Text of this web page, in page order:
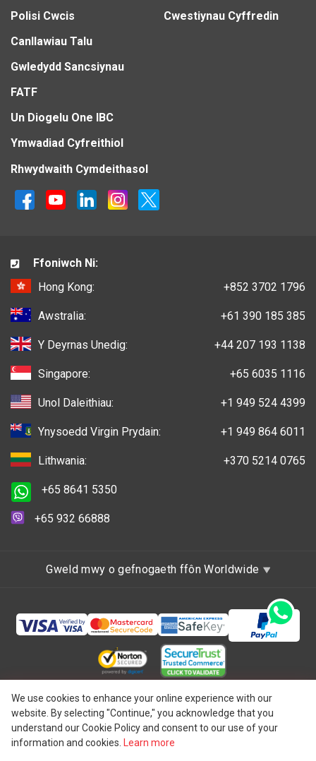
Polisi Cwcis
Canllawiau Talu
Gwledydd Sancsiynau
FATF
Un Diogelu One IBC
Ymwadiad Cyfreithiol
Cwestiynau Cyffredin
Rhwydwaith Cymdeithasol
We use cookies to enhance your online experience with our
website. By selecting "Continue," you acknowledge that you
understand our Cookie Policy and consent to our use of your
information and cookies.
Learn more
Ffoniwch Ni:
Hong Kong:
+852 3702 1796
Awstralia: +61 390 185 385
Y Deyrnas Unedig: +44 207 193 1138
Singapore: +65 6035 1116
Unol Daleithiau: +1 949 524 4399
Ynysoedd Virgin Prydain: +1 949 864 6011
Lithwania: +370 5214 0765
+65 8641 5350
+65 932 66888
Gweld mwy o gefnogaeth ffôn Worldwide
Hawlfraint © 1997 - 2026 One IBC Limited, wedi'i
ymgorffori yng Nghymru a Lloegr, y Deyrnas Unedig ag
atebolrwydd cyfyngedig ac aelod-gwmni o rwydwaith One